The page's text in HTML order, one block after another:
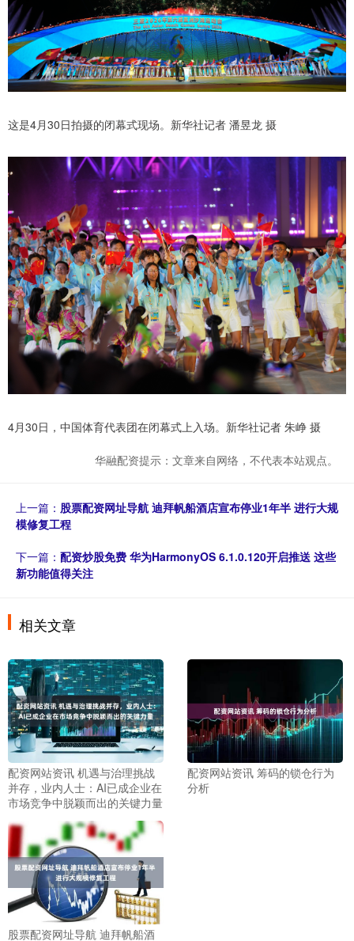
这是4月30日拍摄的闭幕式现场。新华社记者 潘昱龙 摄
4月30日，中国体育代表团在闭幕式上入场。新华社记者 朱峥 摄
华融配资提示：文章来自网络，不代表本站观点。
上一篇： 股票配资网址导航 迪拜帆船酒店宣布停业1年半 进行大规
模修复工程
下一篇： 配资炒股免费 华为HarmonyOS 6.1.0.120开启推送 这些
新功能值得关注
相关文章
配资网站资讯 机遇与治理挑战
并存，业内人士：AI已成企业在
市场竞争中脱颖而出的关键力量
配资网站资讯 筹码的锁仓行为
分析
股票配资网址导航 迪拜帆船酒